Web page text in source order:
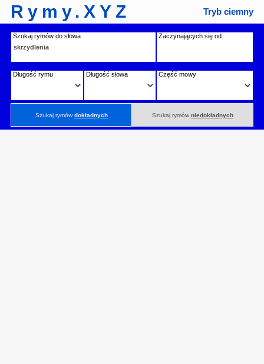
Rymy.XYZ Tryb ciemny
Szukaj rymów do słowa Zaczynających się od
Długość rymu Długość słowa Część mowy
Szukaj rymówdokładnych Szukaj rymów niedokładnych